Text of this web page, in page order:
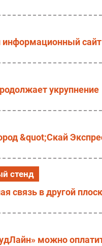
укрупнение
&quot;Скай
стенд
связь в другой
можно